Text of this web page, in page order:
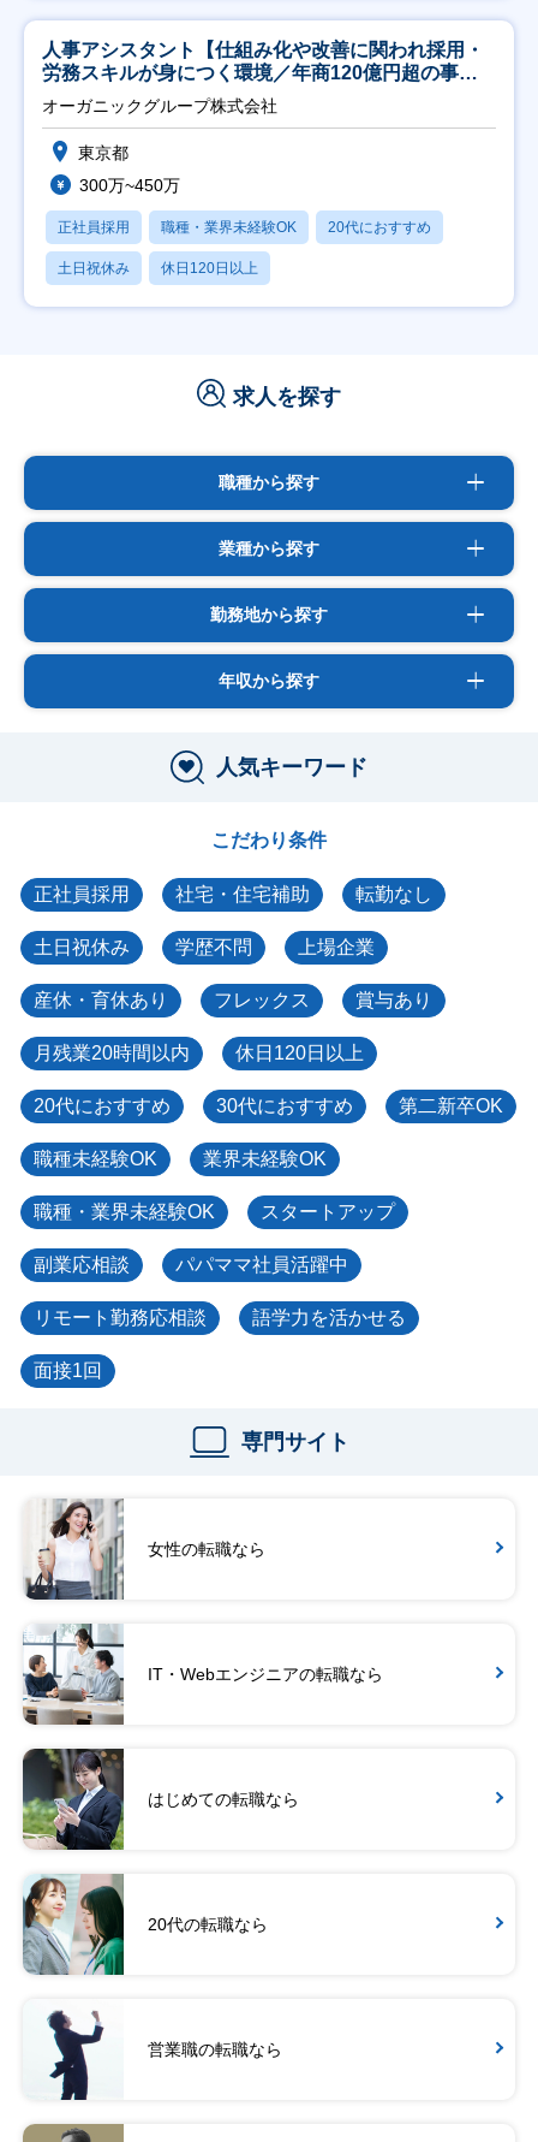
人事アシスタント【仕組み化や改善に関われ採用・
労務スキルが身につく環境／年商120億円超の事業
会社】
オーガニックグループ株式会社
東京都
300万~450万
正社員採用 職種・業界未経験OK 20代におすすめ
土日祝休み 休日120日以上
求人を探す
職種から探す
業種から探す
勤務地から探す
年収から探す
人気キーワード
こだわり条件
正社員採用 社宅・住宅補助 転勤なし
土日祝休み 学歴不問 上場企業
産休・育休あり フレックス 賞与あり
月残業20時間以内 休日120日以上
20代におすすめ 30代におすすめ 第二新卒OK
職種未経験OK 業界未経験OK
職種・業界未経験OK スタートアップ
副業応相談 パパママ社員活躍中
リモート勤務応相談 語学力を活かせる
面接1回
専門サイト
女性の転職なら
IT・Webエンジニアの転職なら
はじめての転職なら
20代の転職なら
営業職の転職なら